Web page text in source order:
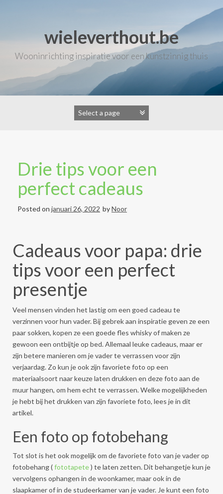
wieleverthout.be
Wooninrichting inspiratie voor een kunstzinnig thuis
Drie tips voor een
perfect cadeaus
Posted on januari 26, 2022 byNoor
Cadeaus voor papa: drie
tips voor een perfect
presentje
Veel mensen vinden het lastig om een goed cadeau te
verzinnen voor hun vader. Bij gebrek aan inspiratie geven ze een
paar sokken, kopen ze een goede fles whisky of maken ze
gewoon een ontbijtje op bed. Allemaal leuke cadeaus, maar er
zijn betere manieren om je vader te verrassen voor zijn
verjaardag. Zo kun je ook zijn favoriete foto op een
materiaalsoort naar keuze laten drukken en deze foto aan de
muur hangen, om hem echt te verrassen. Welke mogelijkheden
je hebt bij het drukken van zijn favoriete foto, lees je in dit
artikel.
Een foto op fotobehang
Tot slot is het ook mogelijk om de favoriete foto van je vader op
fotobehang (fototapete) te laten zetten. Dit behangetje kun je
vervolgens ophangen in de woonkamer, maar ook in de
slaapkamer of in de studeerkamer van je vader. Je kunt een foto